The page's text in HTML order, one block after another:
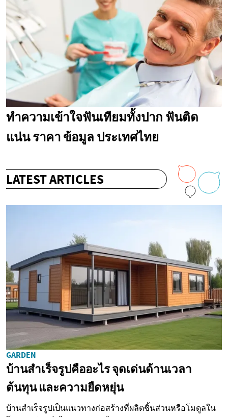
ทำความเข้าใจฟันเทียมทั้งปาก ฟันติด
แน่น ราคา ข้อมูล ประเทศไทย
LATEST ARTICLES
GARDEN
บ้านสำเร็จรูปคืออะไร จุดเด่นด้านเวลา
ต้นทุน และความยืดหยุ่น
บ้านสำเร็จรูปเป็นแนวทางก่อสร้างที่ผลิตชิ้นส่วนหรือโมดูลใน